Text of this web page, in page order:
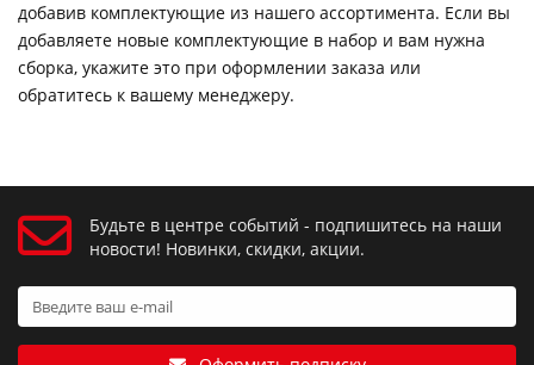
добавив комплектующие из нашего ассортимента. Если вы
добавляете новые комплектующие в набор и вам нужна
сборка, укажите это при оформлении заказа или
обратитесь к вашему менеджеру.
Будьте в центре событий - подпишитесь на наши
новости! Новинки, скидки, акции.